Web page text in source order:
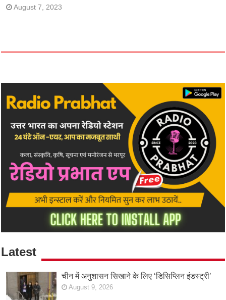
August 7, 2023
Latest
चीन में अनुशासन सिखाने के लिए ‘डिसिप्लिन इंडस्ट्री’
August 9, 2026